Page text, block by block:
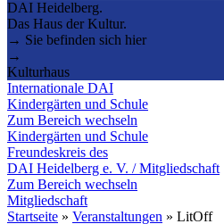
DAI Heidelberg.
Das Haus der Kultur.
→ Sie befinden sich hier
→
Kulturhaus
Internationale DAI
Kindergärten und Schule
Zum Bereich wechseln
Kindergärten und Schule
Freundeskreis des
DAI Heidelberg e. V. / Mitgliedschaft
Zum Bereich wechseln
Mitgliedschaft
Startseite » Veranstaltungen » LitOff